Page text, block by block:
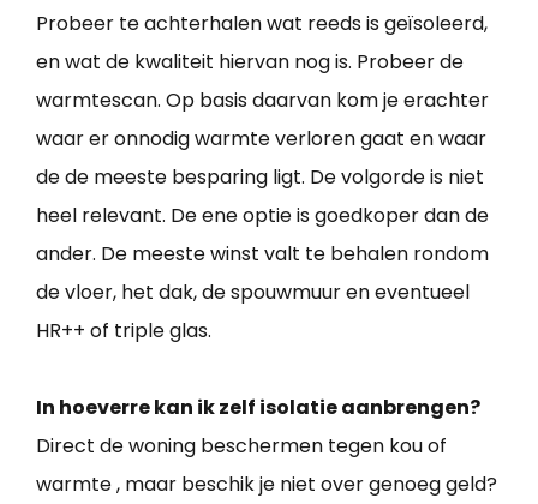
Probeer te achterhalen wat reeds is geïsoleerd,
en wat de kwaliteit hiervan nog is. Probeer de
warmtescan. Op basis daarvan kom je erachter
waar er onnodig warmte verloren gaat en waar
de de meeste besparing ligt. De volgorde is niet
heel relevant. De ene optie is goedkoper dan de
ander. De meeste winst valt te behalen rondom
de vloer, het dak, de spouwmuur en eventueel
HR++ of triple glas.
In hoeverre kan ik zelf isolatie aanbrengen?
Direct de woning beschermen tegen kou of
warmte , maar beschik je niet over genoeg geld?